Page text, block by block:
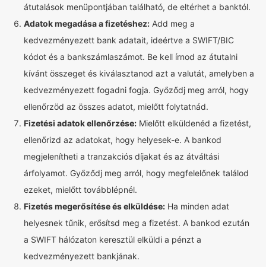
átutalások menüpontjában található, de eltérhet a banktól.
Adatok megadása a fizetéshez: Add meg a
kedvezményezett bank adatait, ideértve a SWIFT/BIC
kódot és a bankszámlaszámot. Be kell írnod az átutalni
kívánt összeget és kiválasztanod azt a valutát, amelyben a
kedvezményezett fogadni fogja. Győződj meg arról, hogy
ellenőrzöd az összes adatot, mielőtt folytatnád.
Fizetési adatok ellenőrzése: Mielőtt elküldenéd a fizetést,
ellenőrizd az adatokat, hogy helyesek-e. A bankod
megjelenítheti a tranzakciós díjakat és az átváltási
árfolyamot. Győződj meg arról, hogy megfelelőnek találod
ezeket, mielőtt továbblépnél.
Fizetés megerősítése és elküldése: Ha minden adat
helyesnek tűnik, erősítsd meg a fizetést. A bankod ezután
a SWIFT hálózaton keresztül elküldi a pénzt a
kedvezményezett bankjának.